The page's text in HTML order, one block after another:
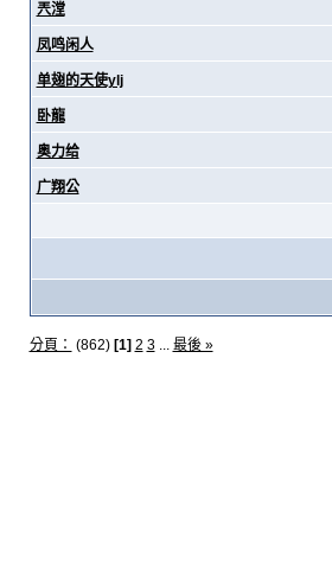
兲漟
凤鸣闲人
单翅的天使ylj
卧龍
奥力给
广翔公
分頁： (862) [1] 2 3... 最後 »